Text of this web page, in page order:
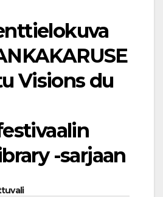
Visions du
-sarjaan